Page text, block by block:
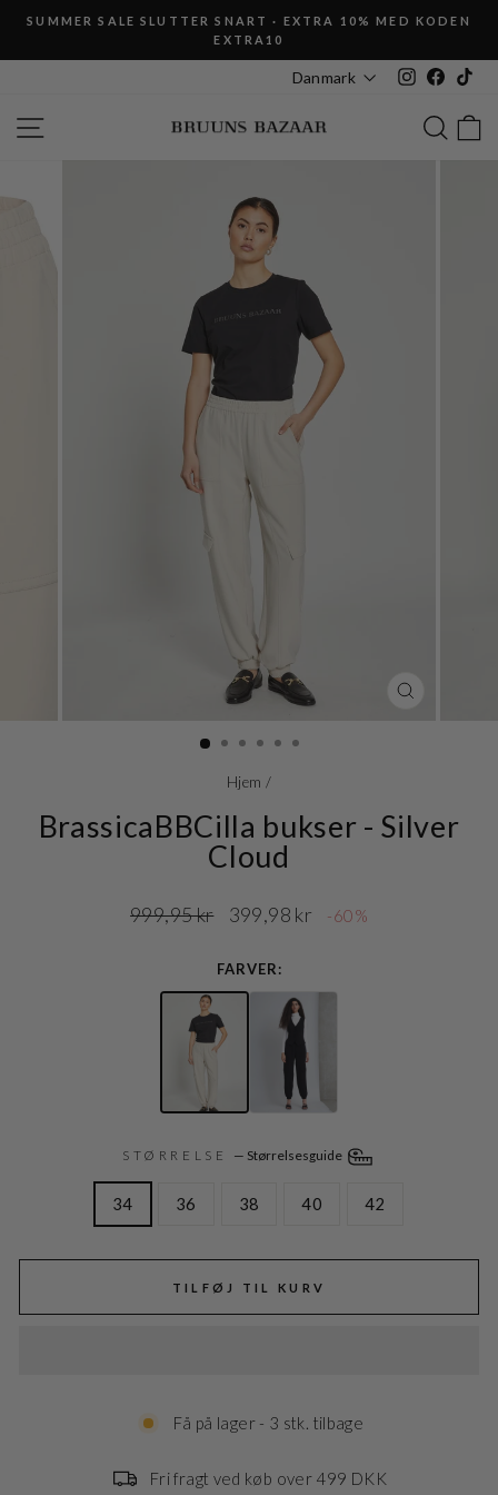
indhold
Pause
slideshow
SUMMER SALE SLUTTER SNART · EXTRA 10% MED KODEN
EXTRA10
Danmark Instagram
SIDE NAVIGATION SØG
Hjem /
BrassicaBBCilla bukser - Silver
Cloud
Normalpris
999,95 kr Udsalgspris
399,98 kr -60%
FARVER:
STØRRELSE — Størrelsesguide
34 36 38 40 42
TILFØJ TIL KURV
Få på lager - 3 stk. tilbage
Fri fragt ved køb over 499 DKK